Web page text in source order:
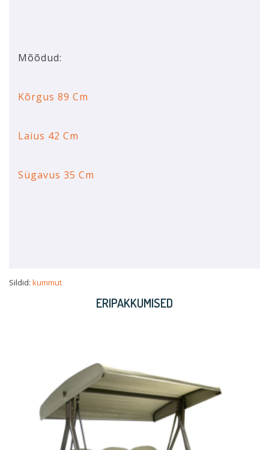
Mõõdud:
Kõrgus 89 Cm
Laius 42 Cm
Sügavus 35 Cm
Sildid: kummut
ERIPAKKUMISED